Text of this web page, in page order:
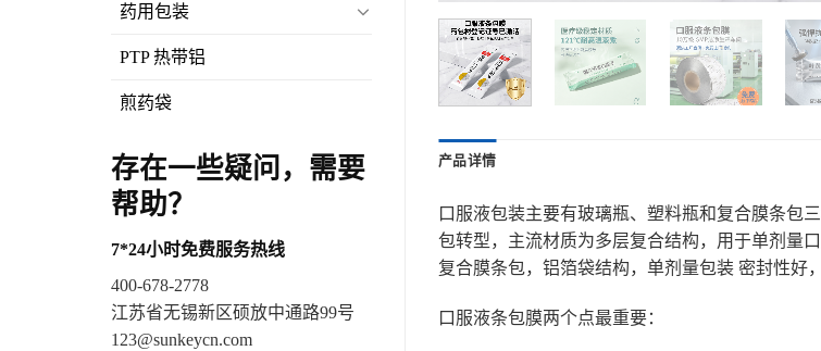
药用包装
PTP 热带铝
煎药袋
存在一些疑问，需要
帮助？
7*24小时免费服务热线
400-678-2778
江苏省无锡新区硕放中通路99号
123@sunkeycn.com
产品详情
口服液包装主要有玻璃瓶、塑料瓶和复合膜条包
包转型，主流材质为多层复合结构，用于单剂量口
复合膜条包，铝箔袋结构，单剂量包装 密封性好
口服液条包膜两个点最重要：